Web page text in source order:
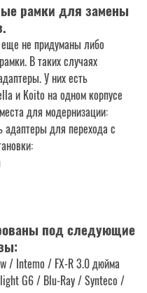
рамки для замены
.
не придуманы либо
В таких случаях
У них есть
и Koito на одном корпусе
для модернизации:
адаптеры для перехода с
под следующие
/ Intemo / FX-R 3.0 дюйма
G6 / Blu-Ray / Synteco /